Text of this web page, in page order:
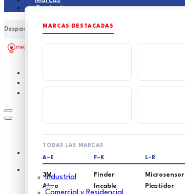
MARCAS DESTACADAS
TODAS LAS MARCAS
A–E
3M
Abro
F–K
Finder
Incable
L–R
Microsensor
Plastidor
Contacto
Despacho a nivel nacional Asesoría técnica especializada
Industrial